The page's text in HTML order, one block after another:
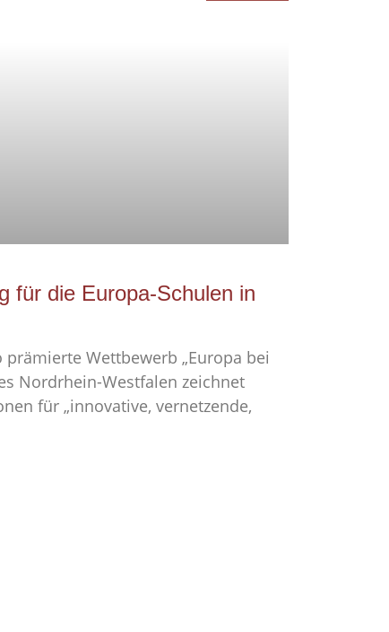
für die Europa-Schulen in
Wettbewerb „Europa bei
Nordrhein-Westfalen zeichnet
für „innovative, vernetzende,